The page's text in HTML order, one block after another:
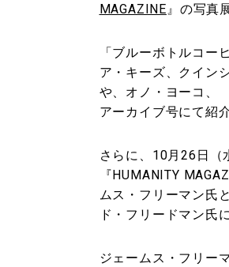
MAGAZINE』の写真
「ブルーボトルコ
ア・キーズ、クイン
や、オノ・ヨーコ、
アーカイブ号にて紹
さらに、10月26日（
『HUMANITY
ムス・フリーマン氏
ド・フリードマン氏
ジェームス・フリー